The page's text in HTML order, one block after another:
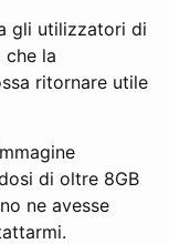
gli utilizzatori di
che la
ritornare utile
di oltre 8GB
ne avesse